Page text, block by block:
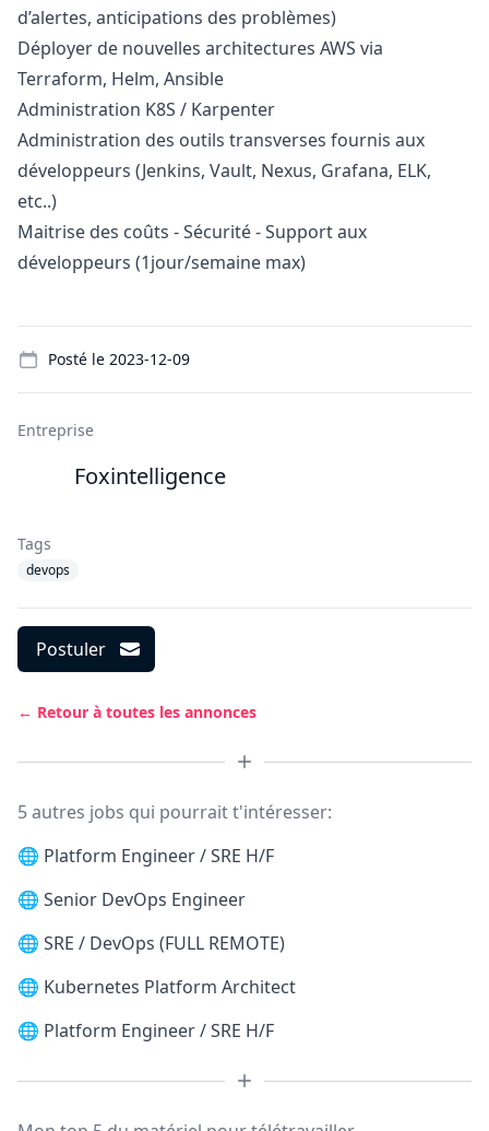
d’alertes, anticipations des problèmes)
Déployer de nouvelles architectures AWS via
Terraform, Helm, Ansible
Administration K8S / Karpenter
Administration des outils transverses fournis aux
développeurs (Jenkins, Vault, Nexus, Grafana, ELK,
etc..)
Maitrise des coûts - Sécurité - Support aux
développeurs (1jour/semaine max)
Posté le 2023-12-09
Entreprise
Foxintelligence
Tags
devops
Postuler
← Retour à toutes les annonces
5 autres jobs qui pourrait t'intéresser:
🌐 Platform Engineer / SRE H/F
🌐 Senior DevOps Engineer
🌐 SRE / DevOps (FULL REMOTE)
🌐 Kubernetes Platform Architect
🌐 Platform Engineer / SRE H/F